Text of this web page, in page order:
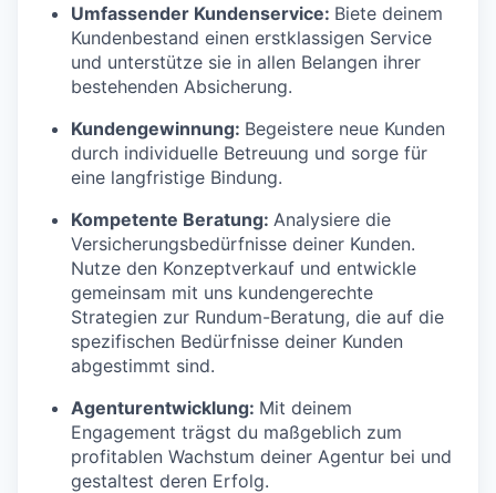
Umfassender Kundenservice: Biete deinem
Kundenbestand einen erstklassigen Service
und unterstütze sie in allen Belangen ihrer
bestehenden Absicherung.
Kundengewinnung: Begeistere neue Kunden
durch individuelle Betreuung und sorge für
eine langfristige Bindung.
Kompetente Beratung: Analysiere die
Versicherungsbedürfnisse deiner Kunden.
Nutze den Konzeptverkauf und entwickle
gemeinsam mit uns kundengerechte
Strategien zur Rundum-Beratung, die auf die
spezifischen Bedürfnisse deiner Kunden
abgestimmt sind.
Agenturentwicklung: Mit deinem
Engagement trägst du maßgeblich zum
profitablen Wachstum deiner Agentur bei und
gestaltest deren Erfolg.